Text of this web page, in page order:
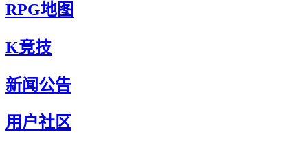
RPG地图
K竞技
新闻公告
用户社区